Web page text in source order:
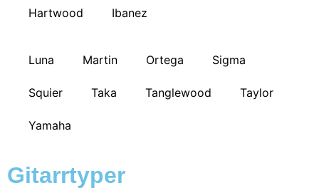
Hartwood Ibanez
Luna Martin Ortega Sigma
Squier Taka Tanglewood Taylor
Yamaha
Gitarrtyper